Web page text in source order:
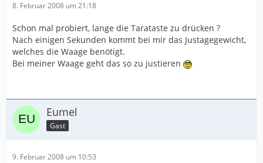
8. Februar 2008 um 21:18
Schon mal probiert, lange die Tarataste zu drücken ?
Nach einigen Sekunden kommt bei mir das Justagegewicht,
welches die Waage benötigt.
Bei meiner Waage geht das so zu justieren
Eumel
Gast
9. Februar 2008 um 10:53